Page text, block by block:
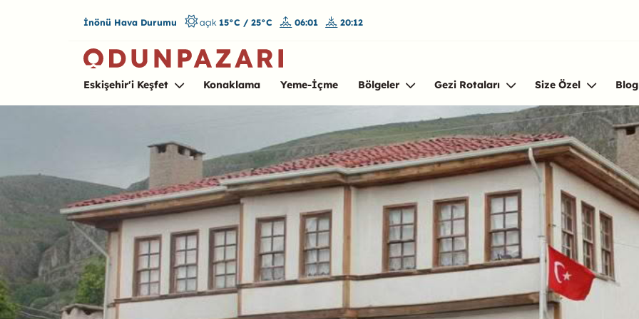
İnönü Hava Durumu açık 15°C / 25°C 06:01 20:12
Eskişehir'i Keşfet Konaklama Yeme-İçme Bölgeler Gezi Rotaları Size Özel Blog